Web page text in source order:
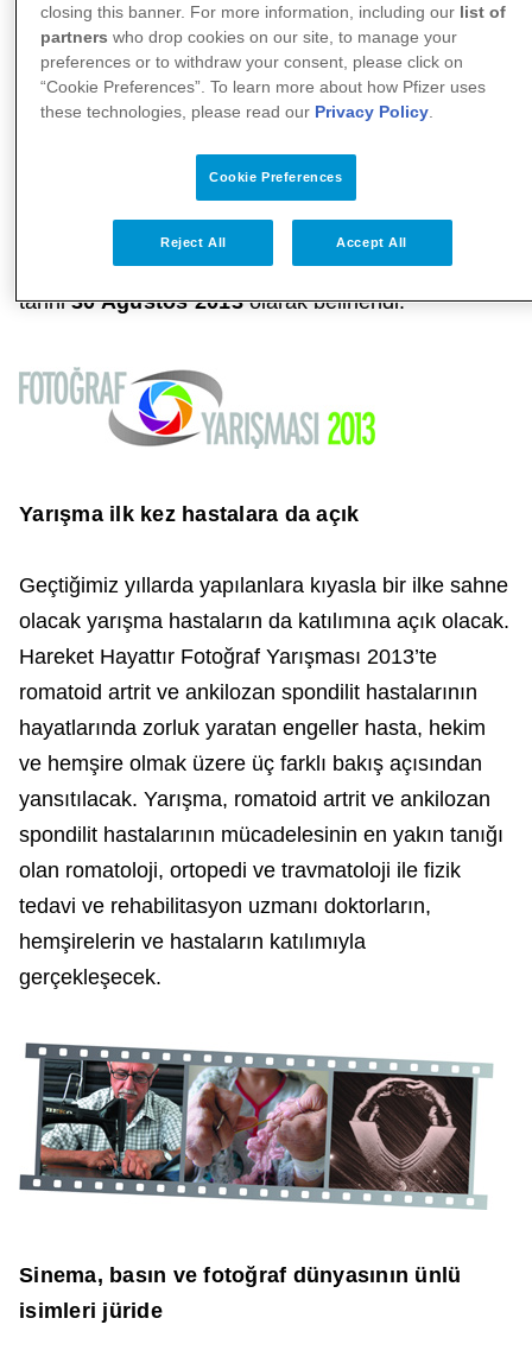
08 Temmuz 2013, İstanbul- Romatoid artrit (RA)
ve ankilozan spondilit (AS) hastaları yaşadıkları
hareket kısıtlılığı nedeniyle gündelik hayatlarında
büyük zorluklar ve engellerle karşılaşıyorlar. Türkiye
Romatoloji Derneği’nin söz konusu zorluklara ve
genel olarak hareket kısıtlılığının yarattığı engellere
” temalı fotoğraf yarışmasının son başvuru
tarihi30 Ağustos 2013olarak belirlendi.
Yarışma ilk kez hastalara da açık
Geçtiğimiz yıllarda yapılanlara kıyasla bir ilke sahne
olacak yarışma hastaların da katılımına açık olacak.
Hareket Hayattır Fotoğraf Yarışması 2013’te
romatoid artrit ve ankilozan spondilit hastalarının
hayatlarında zorluk yaratan engeller hasta, hekim
ve hemşire olmak üzere üç farklı bakış açısından
yansıtılacak. Yarışma, romatoid artrit ve ankilozan
spondilit hastalarının mücadelesinin en yakın tanığı
olan romatoloji, ortopedi ve travmatoloji ile fizik
tedavi ve rehabilitasyon uzmanı doktorların,
hemşirelerin ve hastaların katılımıyla
gerçekleşecek.
Sinema, basın ve fotoğraf dünyasının ünlü
isimleri jüride
closing this banner. For more information, including our list of
partners who drop cookies on our site, to manage your
preferences or to withdraw your consent, please click on
“Cookie Preferences”. To learn more about how Pfizer uses
these technologies, please read our Privacy Policy.
Cookie Preferences
Reject All Accept All